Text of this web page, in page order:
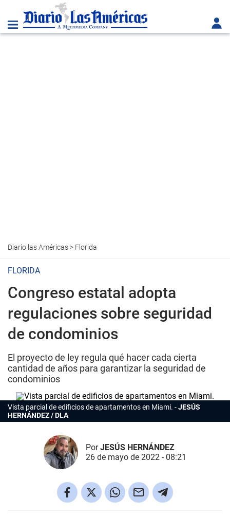
Diario las Américas> Florida
FLORIDA
Congreso estatal adopta
regulaciones sobre seguridad
de condominios
El proyecto de ley regula qué hacer cada cierta
cantidad de años para garantizar la seguridad de
condominios
Vista parcial de edificios de apartamentos en Miami.
JESÚS
HERNÁNDEZ / DLA
PorJESÚS HERNÁNDEZ
26 de mayo de 2022 - 08:21